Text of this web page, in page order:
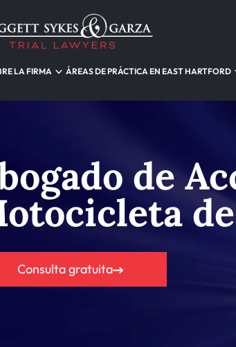
LA FIRMA ÁREAS DE PRÁCTICA EN EAST HARTFORD
de
Consulta gratuita